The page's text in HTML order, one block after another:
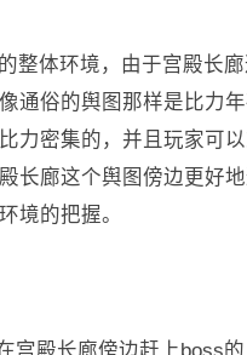
整体环境，由于宫殿长
通俗的舆图那样是比力
力密集的，并且玩家可
长廊这个舆图傍边更好
境的把握。
宫殿长廊傍边赶上boss